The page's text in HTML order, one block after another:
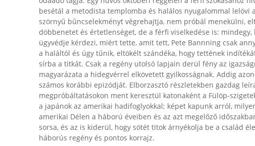
besétál a metodista templomba és halálos nyugalommal lelövi
szörnyű bűncselekményt végrehajtja, nem próbál menekülni,
döbbenetet és értetlenséget, de a férfi viselkedése is: mindegy,
ügyvédje kérdezi, miért tette, amit tett, Pete Bannning csak
a haláltól és úgy tűnik, eltökélt szándéka, hogy tettének
sírba a titkát. Csak a regény utolsó lapjain derül fény az
magyarázata a hidegvérrel elkövetett gyilkosságnak. Addig
számos korábbi epizódját. Elborzasztó részletekben gazdag
megpróbáltatásokon ment keresztül katonaként a Fülöp-
a japánok az amerikai hadifoglyokkal; képet kapunk arról,
amerikai Délen a háború éveiben és az azt megelőző
sorsa, és az is kiderül, hogy sötét titok árnyékolja be a család
háborús regény és pontos korrajz.